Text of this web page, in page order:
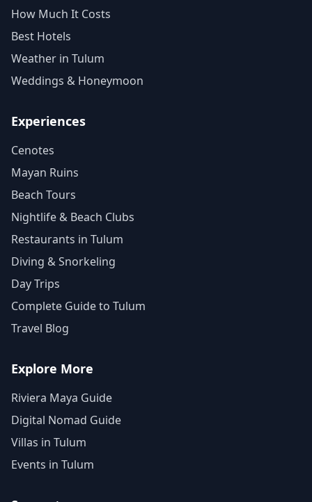
How Much It Costs
Best Hotels
Weather in Tulum
Weddings & Honeymoon
Experiences
Cenotes
Mayan Ruins
Beach Tours
Nightlife & Beach Clubs
Restaurants in Tulum
Diving & Snorkeling
Day Trips
Complete Guide to Tulum
Travel Blog
Explore More
Riviera Maya Guide
Digital Nomad Guide
Villas in Tulum
Events in Tulum